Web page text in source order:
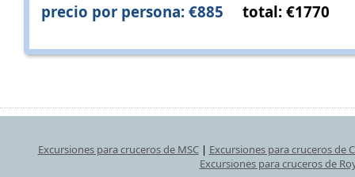
precio por persona: €885 total: €1770
Excursiones para cruceros de MSC| Excursiones para cruceros de
Excursiones para cruceros de